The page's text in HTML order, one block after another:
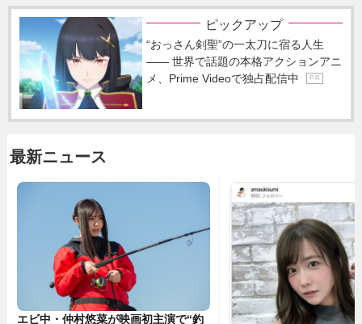
ピックアップ
“おっさん剣聖”の一太刀に宿る人生
―― 世界で話題の本格アクションアニ
メ、Prime Videoで独占配信中
P R
最新ニュース
エビ中・仲村悠菜が映画初主演で“釣